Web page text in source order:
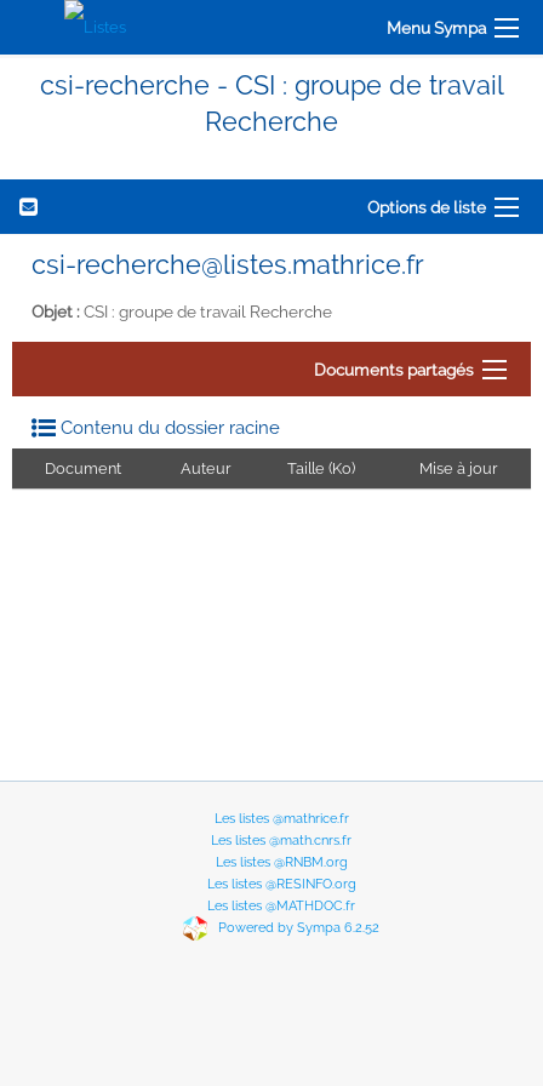
Menu Sympa
csi-recherche - CSI : groupe de travail
Recherche
Options de liste
csi-recherche@listes.mathrice.fr
Objet :CSI : groupe de travail Recherche
Documents partagés
Contenu du dossier racine
Document Auteur Taille (Ko) Mise à jour
Les listes @mathrice.fr
Les listes @math.cnrs.fr
Les listes @RNBM.org
Les listes @RESINFO.org
Les listes @MATHDOC.fr
Powered by Sympa 6.2.52